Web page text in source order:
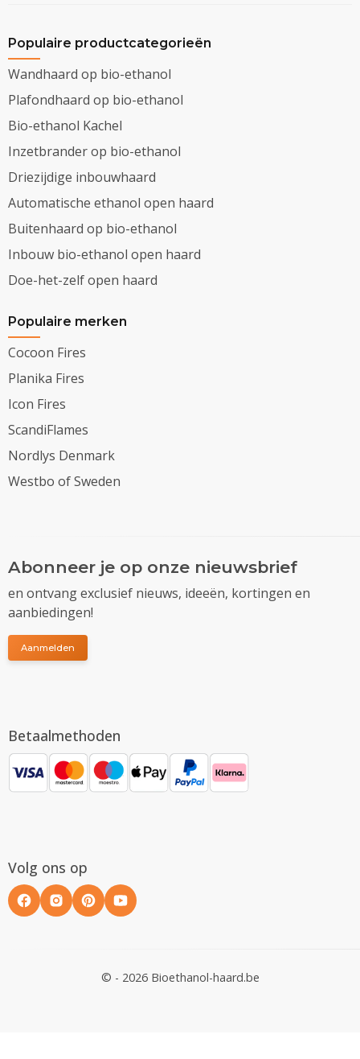
Populaire productcategorieën
Wandhaard op bio-ethanol
Plafondhaard op bio-ethanol
Bio-ethanol Kachel
Inzetbrander op bio-ethanol
Driezijdige inbouwhaard
Automatische ethanol open haard
Buitenhaard op bio-ethanol
Inbouw bio-ethanol open haard
Doe-het-zelf open haard
Populaire merken
Cocoon Fires
Planika Fires
Icon Fires
ScandiFlames
Nordlys Denmark
Westbo of Sweden
Abonneer je op onze nieuwsbrief
en ontvang exclusief nieuws, ideeën, kortingen en
aanbiedingen!
Aanmelden
Betaalmethoden
Volg ons op
© - 2026 Bioethanol-haard.be